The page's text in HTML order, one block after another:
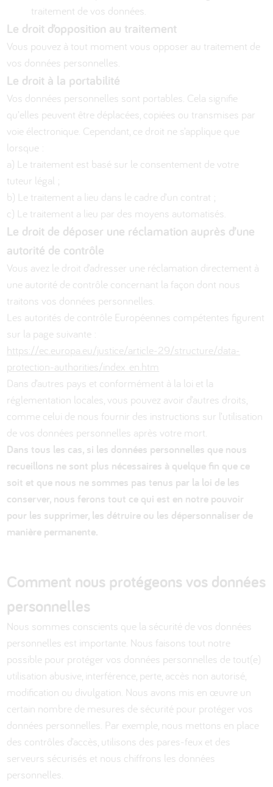
traitement de vos données.
Le droit d’opposition au traitement
Vous pouvez à tout moment vous opposer au traitement de
vos données personnelles.
Le droit à la portabilité
Vos données personnelles sont portables. Cela signifie
qu’elles peuvent être déplacées, copiées ou transmises par
voie électronique. Cependant, ce droit ne s’applique que
lorsque :
a) Le traitement est basé sur le consentement de votre
tuteur légal ;
b) Le traitement a lieu dans le cadre d’un contrat ;
c) Le traitement a lieu par des moyens automatisés.
Le droit de déposer une réclamation auprès d’une
autorité de contrôle
Vous avez le droit d’adresser une réclamation directement à
une autorité de contrôle concernant la façon dont nous
traitons vos données personnelles.
Les autorités de contrôle Européennes compétentes figurent
sur la page suivante :
https://ec.europa.eu/justice/article-29/structure/data-
protection-authorities/index_en.htm
Dans d’autres pays et conformément à la loi et la
réglementation locales, vous pouvez avoir d’autres droits,
comme celui de nous fournir des instructions sur l’utilisation
de vos données personnelles après votre mort.
Dans tous les cas, si les données personnelles que nous
recueillons ne sont plus nécessaires à quelque fin que ce
soit et que nous ne sommes pas tenus par la loi de les
conserver, nous ferons tout ce qui est en notre pouvoir
pour les supprimer, les détruire ou les dépersonnaliser de
manière permanente.
Comment nous protégeons vos données
personnelles
Nous sommes conscients que la sécurité de vos données
personnelles est importante. Nous faisons tout notre
possible pour protéger vos données personnelles de tout(e)
utilisation abusive, interférence, perte, accès non autorisé,
modification ou divulgation. Nous avons mis en œuvre un
certain nombre de mesures de sécurité pour protéger vos
données personnelles. Par exemple, nous mettons en place
des contrôles d’accès, utilisons des pares-feux et des
serveurs sécurisés et nous chiffrons les données
personnelles.